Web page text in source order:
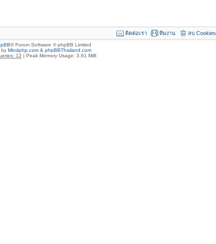
ลบ Cookies
ทีมงาน
ติดต่อเรา
® Forum Software © phpBB Limited
by Mindphp.com& phpBBThailand.com
12 | Peak Memory Usage: 3.61 MiB